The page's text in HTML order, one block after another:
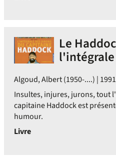
Le
Algoud, Albert (1950-....) | 1991
Insultes, injures, jurons, tout
capitaine Haddock est
humour.
Livre